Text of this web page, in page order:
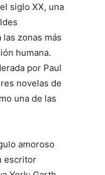
siglo XX, una
zonas más
humana.
por Paul
novelas de
una de las
amoroso
escritor